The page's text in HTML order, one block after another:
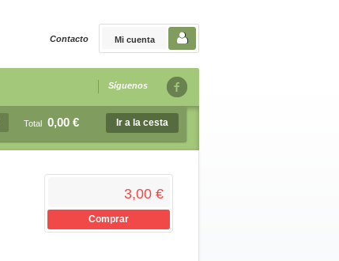
Mi cuenta
Contacto
Síguenos
Total 0,00 € Ir a la cesta
3,00 €
Comprar